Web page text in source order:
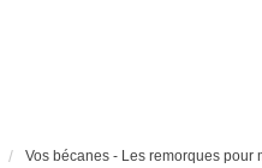
Vos bécanes - Les remorques pour